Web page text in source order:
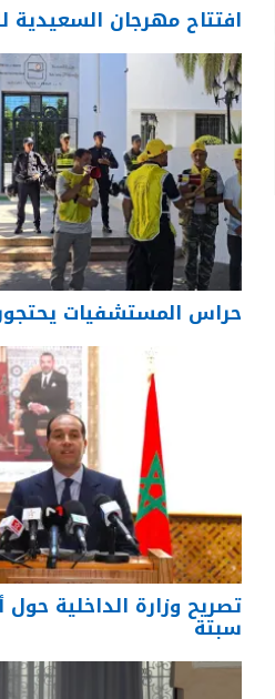
افتتاح مهرجان
حراس المستشفيات
تصريح وزارة الداخلية حول
سبتة